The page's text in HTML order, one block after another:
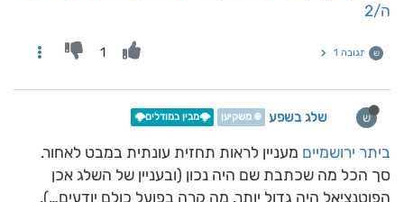
ה/2
ש תגובה 1 1
ש שלג בשפע ❄️ משקיען 🌩️מבין במודלים🌩️
ביתר ירושמיים מעניין לראות תחזית עונתית במבט לאחור.
סך הכל מה שכתבת שם היה נכון (ובעניין של השלג אכן
הפוטנציאל היה גדול יותר. מה קרה בפועל כולם יודעים…).